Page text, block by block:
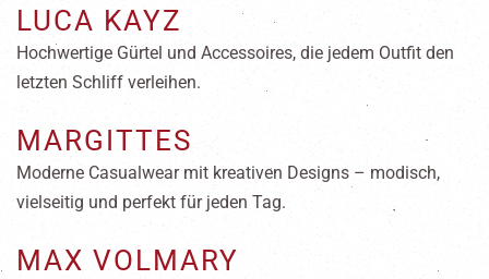
LUCA KAYZ
Hochwertige Gürtel und Accessoires, die jedem Outfit den
letzten Schliff verleihen.
MARGITTES
Moderne Casualwear mit kreativen Designs – modisch,
vielseitig und perfekt für jeden Tag.
MAX VOLMARY